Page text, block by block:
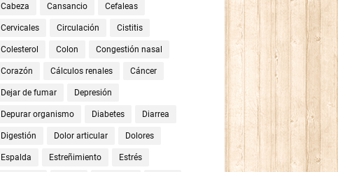
Cabeza Cansancio Cefaleas
Cervicales Circulación Cistitis
Colesterol Colon Congestión nasal
Corazón Cálculos renales Cáncer
Dejar de fumar Depresión
Depurar organismo Diabetes Diarrea
Digestión Dolor articular Dolores
Espalda Estreñimiento Estrés